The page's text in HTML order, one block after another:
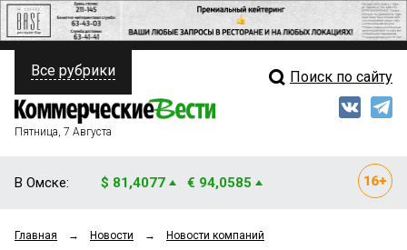
ПОЛИТИКА
ФИНАНСЫ
ОБЩЕСТВО
Свежий выпуск
Мнения
Все рубрики Поиск по сайту
Пятница, 7 Августа
В Омске: $ 81,4077 € 94,0585
Главная → Новости → Новости компаний